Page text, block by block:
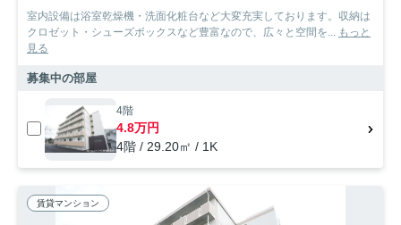
室内設備は浴室乾燥機・洗面化粧台など大変充実しております。収納は
クロゼット・シューズボックスなど豊富なので、広々と空間を...
もっと
見る
募集中の部屋
4階
4.8万円
4階 / 29.20㎡ / 1K
賃貸マンション